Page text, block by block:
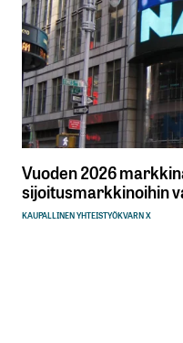
Vuoden 2026
sijoitusmarkkinoihin
KAUPALLINEN YHTEISTYÖKVARN X